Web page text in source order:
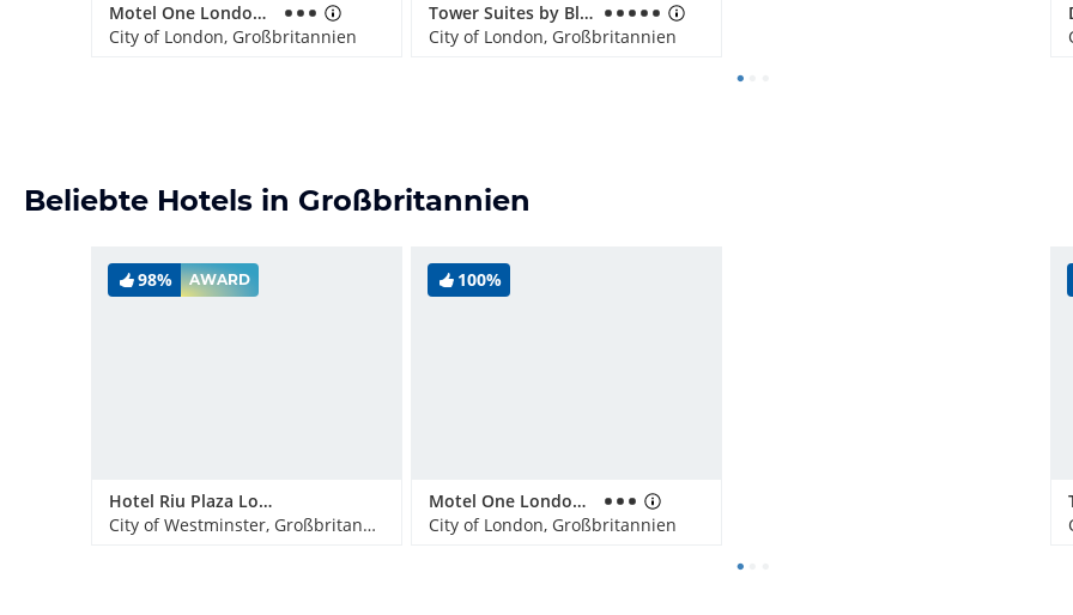
Motel One London-Tower Hill
City of London, Großbritannien
Tower Suites by Blue Orchid
City of London, Großbritannien
Beliebte Hotels in Großbritannien
98% AWARD
Hotel Riu Plaza London Victoria
City of Westminster, Großbritannien
100%
Motel One London-Tower Hill
City of London, Großbritannien